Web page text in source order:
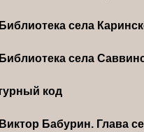
Библиотека села
Библиотека села
код
Виктор Бабурин. Глава